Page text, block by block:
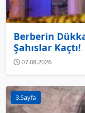
Berberin
Şahıslar Kaçtı!
07.08.2026
3.Sayfa